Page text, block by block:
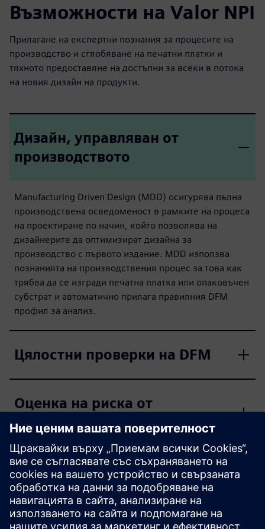
Възможности на Valor NPI
Прилагане на експертни познания за процесите на
производство и сглобяване на печатни платки и
тяхното предоставяне на достъпни за всеки в потока
на новия дизайн на продукти.
Дизайн, управляван от
производството
Manufacturing Driven Design (MDD) осигурява пълна
производствена осведоменост в рамките на процеса
на проектиране по начин, който позволява на
дизайнерите да оптимизират дизайна за
производство с първото издание. MDD използва
познанията на производствения процес за това как
трябва да се изгради печатна платка или опаковъчен
субстрат и автоматично прилага правилния DFM
профил за анализ.
Цялостни проверки на DFM
Оценка на риска от
компоненти
Сътрудничество в профила
на DFM